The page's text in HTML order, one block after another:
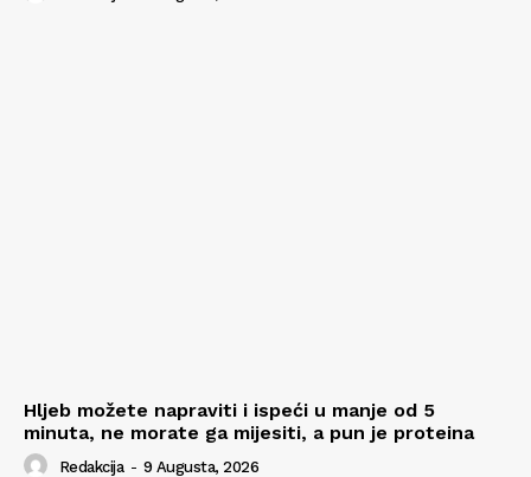
Hljeb možete napraviti i ispeći u manje od 5
minuta, ne morate ga mijesiti, a pun je proteina
Redakcija - 9 Augusta, 2026